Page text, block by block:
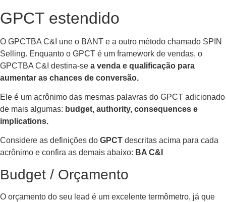
GPCT estendido
O GPCTBA C&I une o BANT e a outro método chamado SPIN
Selling. Enquanto o GPCT é um framework de vendas, o
GPCTBA C&I destina-se a venda e qualificação para
aumentar as chances de conversão.
Ele é um acrônimo das mesmas palavras do GPCT adicionado
de mais algumas: budget, authority, consequences e
implications.
Considere as definições do GPCT descritas acima para cada
acrônimo e confira as demais abaixo: BA C&I
Budget / Orçamento
O orçamento do seu lead é um excelente termômetro, já que